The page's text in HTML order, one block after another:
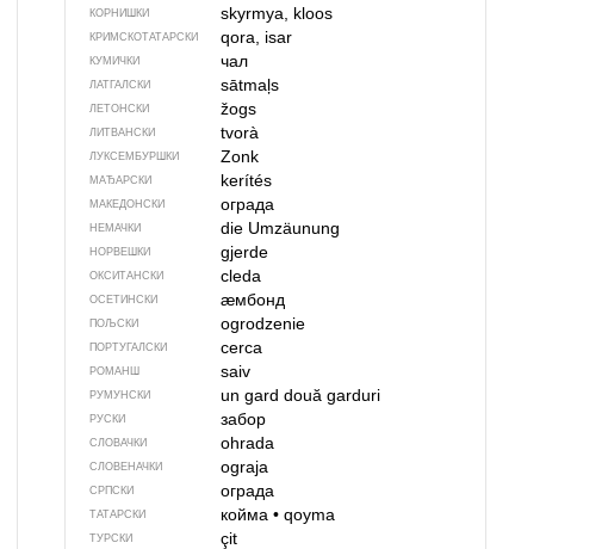
КОРНИШКИ skyrmya, kloos
КРИМСКОТАТАРСКИ qora, isar
КУМИЧКИ чал
ЛАТГАЛСКИ sātmaļs
ЛЕТОНСКИ žogs
ЛИТВАНСКИ tvorà
ЛУКСЕМБУРШКИ Zonk
МАЂАРСКИ kerítés
МАКЕДОНСКИ ограда
НЕМАЧКИ die Umzäunung
НОРВЕШКИ gjerde
ОКСИТАНСКИ cleda
ОСЕТИНСКИ ӕмбонд
ПОЉСКИ ogrodzenie
ПОРТУГАЛСКИ cerca
РОМАНШ saiv
РУМУНСКИ un garddouă garduri
РУСКИ забор
СЛОВАЧКИ ohrada
СЛОВЕНАЧКИ ograja
СРПСКИ ограда
ТАТАРСКИ койма• qoyma
ТУРСКИ çit